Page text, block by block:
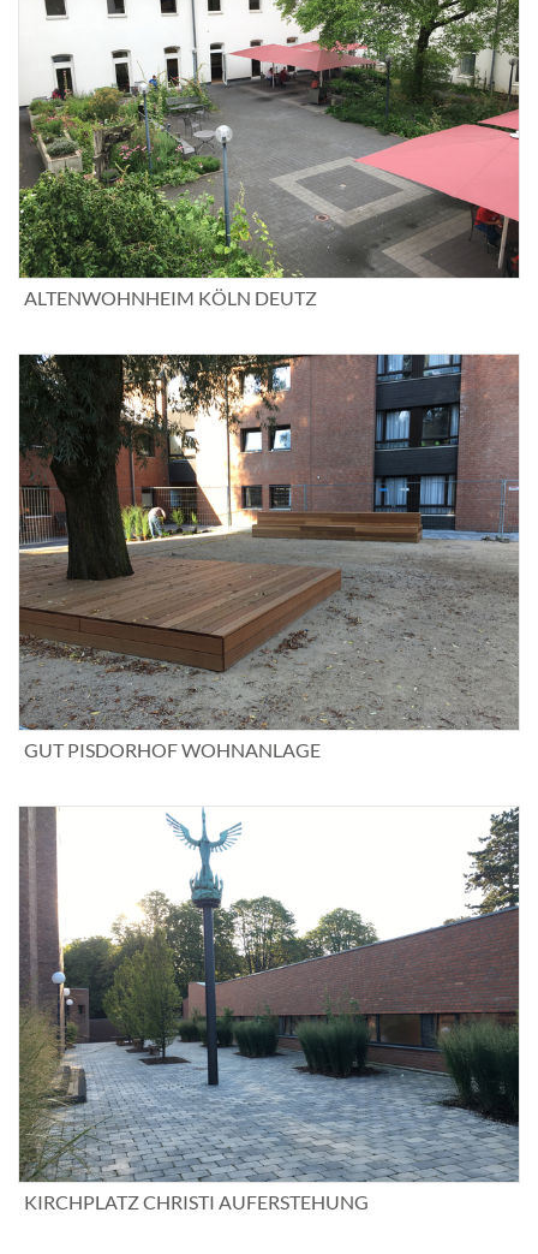
ALTENWOHNHEIM KÖLN DEUTZ
GUT PISDORHOF WOHNANLAGE
KIRCHPLATZ CHRISTI AUFERSTEHUNG